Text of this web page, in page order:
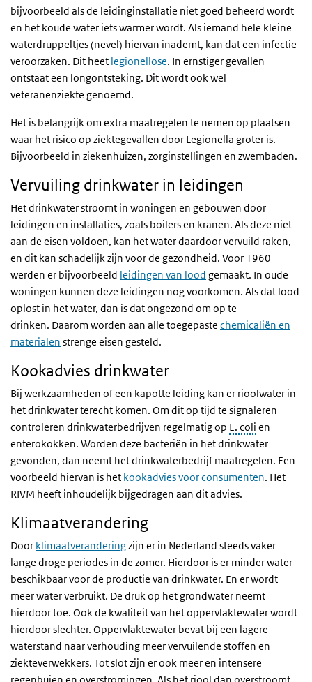
bijvoorbeeld als de leidinginstallatie niet goed beheerd wordt
en het koude water iets warmer wordt. Als iemand hele kleine
waterdruppeltjes (nevel) hiervan inademt, kan dat een infectie
veroorzaken. Dit heet legionellose. In ernstiger gevallen
ontstaat een longontsteking. Dit wordt ook wel
veteranenziekte genoemd.
Het is belangrijk om extra maatregelen te nemen op plaatsen
waar het risico op ziektegevallen door Legionella groter is.
Bijvoorbeeld in ziekenhuizen, zorginstellingen en zwembaden.
Vervuiling drinkwater in leidingen
Het drinkwater stroomt in woningen en gebouwen door
leidingen en installaties, zoals boilers en kranen. Als deze niet
aan de eisen voldoen, kan het water daardoor vervuild raken,
en dit kan schadelijk zijn voor de gezondheid. Voor 1960
werden er bijvoorbeeld leidingen van lood gemaakt. In oude
woningen kunnen deze leidingen nog voorkomen. Als dat lood
oplost in het water, dan is dat ongezond om op te
drinken. Daarom worden aan alle toegepaste chemicaliën en
materialen strenge eisen gesteld.
Kookadvies drinkwater
Bij werkzaamheden of een kapotte leiding kan er rioolwater in
het drinkwater terecht komen. Om dit op tijd te signaleren
controleren drinkwaterbedrijven regelmatig op E. coli en
enterokokken. Worden deze bacteriën in het drinkwater
gevonden, dan neemt het drinkwaterbedrijf maatregelen. Een
voorbeeld hiervan is het kookadvies voor consumenten. Het
RIVM heeft inhoudelijk bijgedragen aan dit advies.
Klimaatverandering
Door klimaatveranderingzijn er in Nederland steeds vaker
lange droge periodes in de zomer. Hierdoor is er minder water
beschikbaar voor de productie van drinkwater. En er wordt
meer water verbruikt. De druk op het grondwater neemt
hierdoor toe. Ook de kwaliteit van het oppervlaktewater wordt
hierdoor slechter. Oppervlaktewater bevat bij een lagere
waterstand naar verhouding meer vervuilende stoffen en
ziekteverwekkers. Tot slot zijn er ook meer en intensere